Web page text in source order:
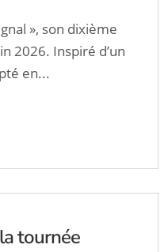
», son dixième
2026. Inspiré d’un
en...
tournée